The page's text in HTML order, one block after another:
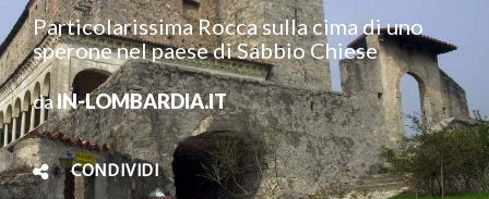
Particolarissima Rocca sulla cima di uno
sperone nel paese di Sabbio Chiese
daIN-LOMBARDIA.IT
CONDIVIDI